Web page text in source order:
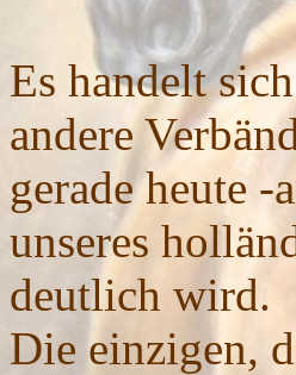
Es handelt
andere
gerade heute -
unseres
deutlich wird.
Die einzigen,